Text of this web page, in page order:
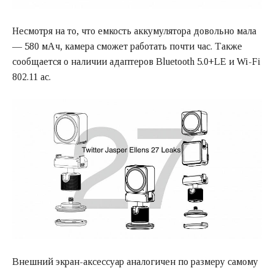
Несмотря на то, что емкость аккумулятора довольно мала
— 580 мАч, камера сможет работать почти час. Также
сообщается о наличии адаптеров Bluetooth 5.0+LE и Wi-Fi
802.11 ac.
Внешний экран-аксессуар аналогичен по размеру самому